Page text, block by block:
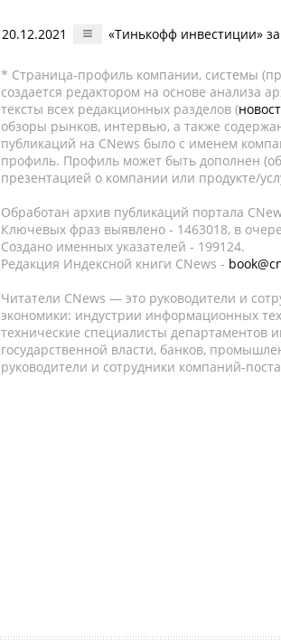
20.12.2021 «Тинькофф инвестиции»
* Страница-профиль компании, системы
создается редактором на основе анализа
тексты всех редакционных разделов (
обзоры рынков, интервью, а также
публикаций на CNews было с именем
профиль. Профиль может быть дополнен
презентацией о компании или продукте/
Обработан архив публикаций портала
Ключевых фраз выявлено - 1463018, в
Создано именных указателей - 199124.
Редакция Индексной книги CNews -
Читатели CNews — это руководители и
экономики: индустрии информационных
технические специалисты департаментов
государственной власти, банков,
руководители и сотрудники компаний-